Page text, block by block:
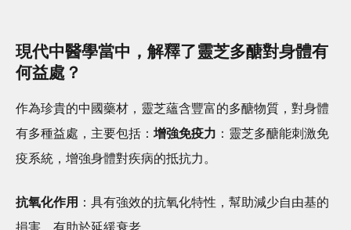
現代中醫學當中，解釋了靈芝多醣對身體有
何益處？
作為珍貴的中國藥材，靈芝蘊含豐富的多醣物質，對身體
有多種益處，主要包括： 增強免疫力 ：靈芝多醣能刺激免
疫系統，增強身體對疾病的抵抗力。
抗氧化作用 ：具有強效的抗氧化特性，幫助減少自由基的